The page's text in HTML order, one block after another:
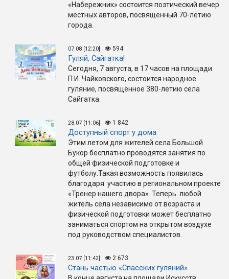
«Набережник» состоится поэтический вечер
местных авторов, посвященный 70-летию
города.
07.08 [12:20] 594
Гуляй, Сайгатка!
Сегодня, 7 августа, в 17 часов на площади
П.И. Чайковского, состоится народное
гуляние, посвящённое 380-летию села
Сайгатка.
28.07 [11:06] 1 842
Доступный спорт у дома
Этим летом для жителей села Большой
Букор бесплатно проводятся занятия по
общей физической подготовке и
футболу.Такая возможность появилась
благодаря участию в региональном проекте
«Тренер нашего двора». Теперь любой
житель села независимо от возраста и
физической подготовки может бесплатно
заниматься спортом на открытом воздухе
под руководством специалистов.
23.07 [11:42] 2 673
Стань частью «Спасских гуляний»